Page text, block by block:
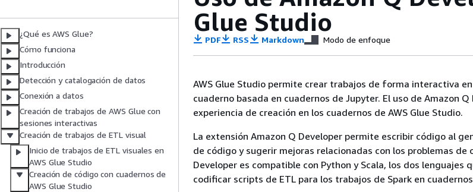
¿Qué es AWS Glue?
Cómo funciona
Introducción
Detección y catalogación de datos
Conexión a datos
Creación de trabajos de AWS Glue con
sesiones interactivas
Creación de trabajos de ETL visual
Inicio de trabajos de ETL visuales en
AWS Glue Studio
Creación de código con cuadernos de
AWS Glue Studio
Glue Studio
PDF RSS Markdown Modo de enfoque
AWS Glue Studio permite crear trabajos de forma interactiva
cuaderno basada en cuadernos de Jupyter. El uso de Amazon
experiencia de creación en los cuadernos de AWS Glue Studio.
La extensión Amazon Q Developer permite escribir código al
de código y sugerir mejoras relacionadas con los problemas de
Developer es compatible con Python y Scala, los dos lenguajes
codificar scripts de ETL para los trabajos de Spark en